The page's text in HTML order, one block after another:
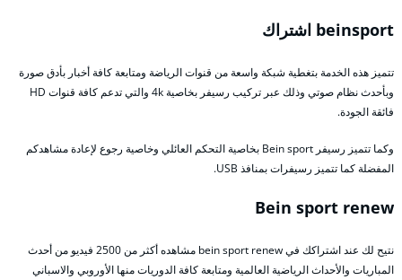
beinsport اشتراك
تتميز هذه الخدمة بتغطية شبكة واسعة من قنوات الرياضة ومتابعة كافة أخبار بأدق صورة
وبأحدث نظام صوتي وذلك عبر تركيب رسيفر بخاصية 4k والتي تدعم كافة قنوات HD
فائقة الجودة.
وكما تتميز رسيفر Bein sport بخاصية التحكم العائلي وخاصية رجوع لإعادة مشاهدكم
المفضلة كما تتميز رسيفرات بمنافذ USB.
Bein sport renew
نتيح لك عند اشتراكك في bein sport renew مشاهده أكثر من 2500 فيديو من أحدث
المباريات والأحداث الرياضية العالمية ومتابعة كافة الدوريات منها الأوروبي والاسباني